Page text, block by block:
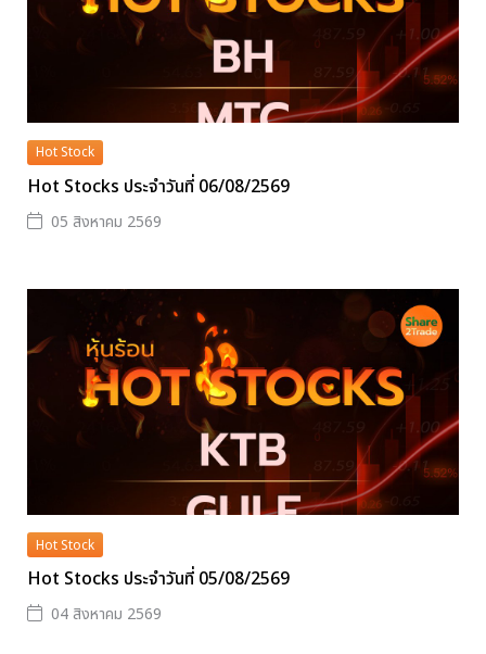
Hot Stock
Hot Stocks ประจำวันที่ 06/08/2569
05 สิงหาคม 2569
Hot Stock
Hot Stocks ประจำวันที่ 05/08/2569
04 สิงหาคม 2569